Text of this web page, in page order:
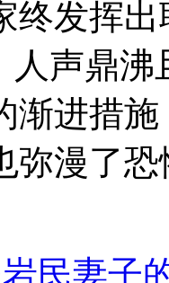
终发挥
人声鼎
渐进措
弥漫了
民妻子